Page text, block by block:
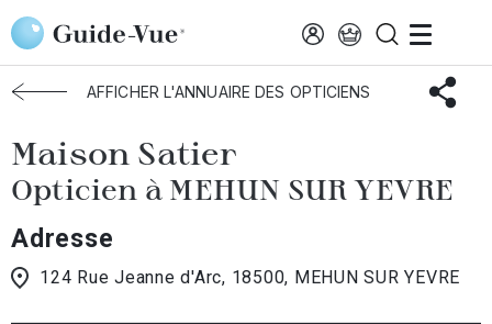
Aller au contenu principal
Accueil Choisir mon opticien Mehun-Sur-Yevre Maison Satier
AFFICHER L'ANNUAIRE DES OPTICIENS
Maison Satier
Opticien à MEHUN SUR YEVRE
Adresse
124 Rue Jeanne d'Arc, 18500, MEHUN SUR YEVRE